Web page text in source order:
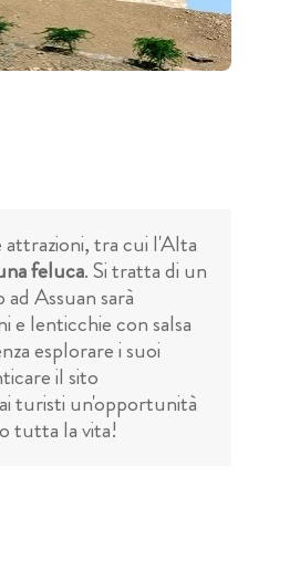
attrazioni, tra cui l'Alta
feluca. Si tratta di un
Assuan sarà
e lenticchie con salsa
esplorare i suoi
il sito
turisti un'opportunità
tutta la vita!